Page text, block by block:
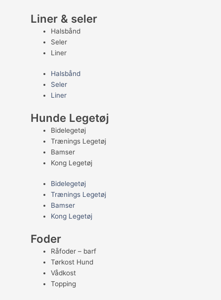
Liner & seler
Halsbånd
Seler
Liner
Halsbånd
Seler
Liner
Hunde Legetøj
Bidelegetøj
Trænings Legetøj
Bamser
Kong Legetøj
Bidelegetøj
Trænings Legetøj
Bamser
Kong Legetøj
Foder
Råfoder – barf
Tørkost Hund
Vådkost
Topping